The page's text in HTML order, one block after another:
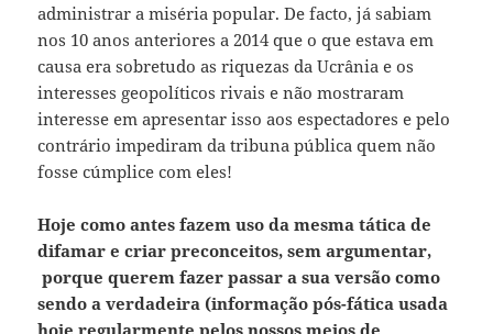
administrar a miséria popular. De facto, já sabiam
nos 10 anos anteriores a 2014 que o que estava em
causa era sobretudo as riquezas da Ucrânia e os
interesses geopolíticos rivais e não mostraram
interesse em apresentar isso aos espectadores e pelo
contrário impediram da tribuna pública quem não
fosse cúmplice com eles!
Hoje como antes fazem uso da mesma tática de
difamar e criar preconceitos, sem argumentar,
porque querem fazer passar a sua versão como
sendo a verdadeira (informação pós-fática usada